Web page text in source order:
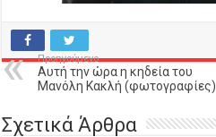
Προηγούμενο
Αυτή την ώρα η κηδεία του
Μανόλη Κακλή (φωτογραφίες)
Σχετικά Άρθρα